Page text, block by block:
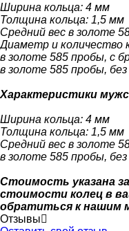
Ширина кольца: 4 мм
Толщина кольца: 1,5 мм
Средний вес в золоте
Диаметр и количество
в золоте 585 пробы, с
в золоте 585 пробы,
Характеристики
Ширина кольца: 4 мм
Толщина кольца: 1,5 мм
Средний вес в золоте
в золоте 585 пробы,
Стоимость указана
стоимости колец в
обратиться к нашим
Отзывы